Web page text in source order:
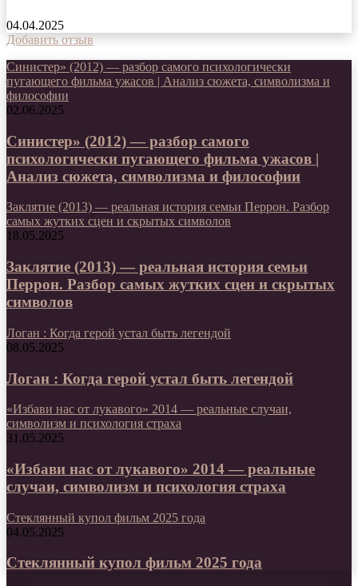
04.04.2025
Добавить отзыв
Синистер» (2012) — разбор самого психологически
пугающего фильма ужасов | Анализ сюжета, символизма и
философии
02.06.2025
Синистер» (2012) — разбор самого
психологически пугающего фильма ужасов |
Анализ сюжета, символизма и философии
Заклятие (2013) — реальная история семьи Перрон. Разбор
самых жутких сцен и скрытых символов
18.05.2025
Заклятие (2013) — реальная история семьи
Перрон. Разбор самых жутких сцен и скрытых
символов
Логан : Когда герой устал быть легендой
08.05.2025
Логан : Когда герой устал быть легендой
«Избави нас от лукавого» 2014 — реальные случаи,
символизм и психология страха
31.05.2025
«Избави нас от лукавого» 2014 — реальные
случаи, символизм и психология страха
Стеклянный купол фильм 2025 года
04.05.2025
Стеклянный купол фильм 2025 года